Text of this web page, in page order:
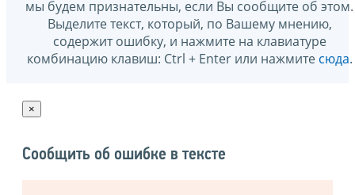
мы будем признательны, если Вы сообщите об этом.
Выделите текст, который, по Вашему мнению,
содержит ошибку, и нажмите на клавиатуре
комбинацию клавиш: Ctrl + Enter или нажмите сюда.
×
Сообщить об ошибке в тексте